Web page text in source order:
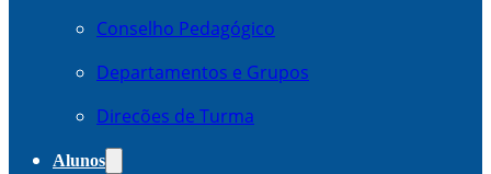
Conselho Pedagógico
Departamentos e Grupos
Direcões de Turma
Alunos